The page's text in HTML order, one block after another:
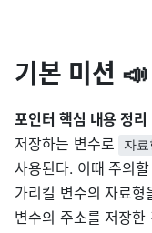
기본 미션 📣
포인터 핵심 내용 정리 |
저장하는 변수로
자
사용된다. 이때 주의
가리킬 변수의 자료
변수의 주소를 저장